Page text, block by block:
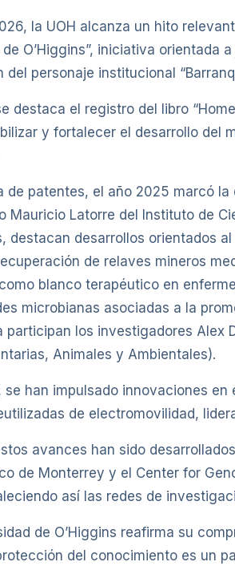
la UOH alcanza un hito
de O’Higgins”, iniciativa
del personaje institucional
destaca el registro del libro
y fortalecer el desarrollo del
de patentes, el año 2025 marcó
Mauricio Latorre del Instituto de
destacan desarrollos orientados
de relaves mineros
blanco terapéutico en
microbianas asociadas a la
participan los investigadores Alex
Animales y Ambientales).
se han impulsado innovaciones
de electromovilidad,
avances han sido
de Monterrey y el Center for
así las redes de
de O’Higgins reafirma su
del conocimiento es un